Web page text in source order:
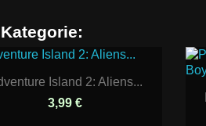
Island 2: Aliens...
3,99 €